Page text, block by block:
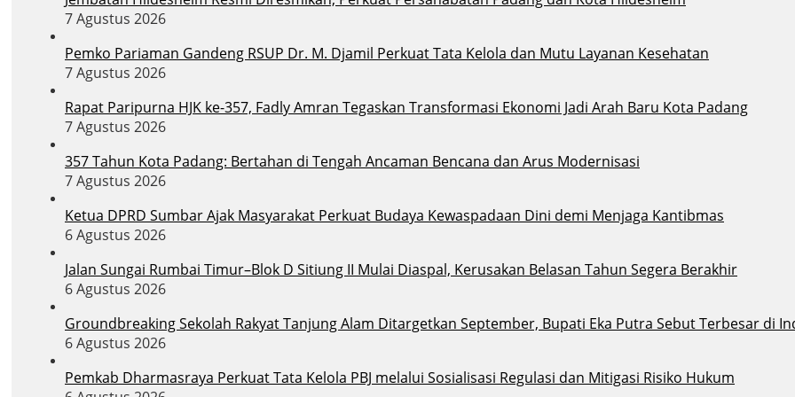
7 Agustus 2026
Pemko Pariaman Gandeng RSUP Dr. M. Djamil Perkuat Tata Kelola dan Mutu Layanan Kesehatan
7 Agustus 2026
Rapat Paripurna HJK ke-357, Fadly Amran Tegaskan Transformasi Ekonomi Jadi Arah Baru Kota Padang
7 Agustus 2026
357 Tahun Kota Padang: Bertahan di Tengah Ancaman Bencana dan Arus Modernisasi
7 Agustus 2026
Ketua DPRD Sumbar Ajak Masyarakat Perkuat Budaya Kewaspadaan Dini demi Menjaga Kantibmas
6 Agustus 2026
Jalan Sungai Rumbai Timur–Blok D Sitiung II Mulai Diaspal, Kerusakan Belasan Tahun Segera Berakhir
6 Agustus 2026
Groundbreaking Sekolah Rakyat Tanjung Alam Ditargetkan September, Bupati Eka Putra Sebut Terbesar di
6 Agustus 2026
Pemkab Dharmasraya Perkuat Tata Kelola PBJ melalui Sosialisasi Regulasi dan Mitigasi Risiko Hukum